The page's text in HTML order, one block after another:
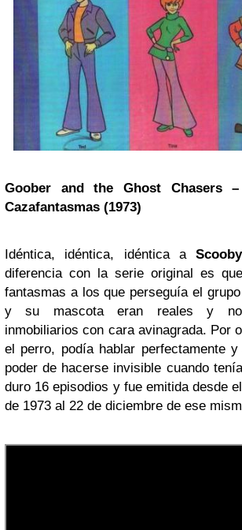
Goober and the Ghost Chasers
Cazafantasmas (1973)
Idéntica, idéntica, idéntica a
diferencia con la serie original es
fantasmas a los que perseguía el
y su mascota eran reales y no
inmobiliarios con cara avinagrada. Por
el perro, podía hablar perfectamente
poder de hacerse invisible cuando
duro 16 episodios y fue emitida desde
de 1973 al 22 de diciembre de ese